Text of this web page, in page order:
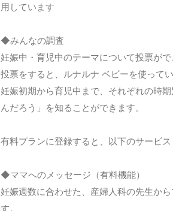
用しています
◆みんなの調査
妊娠中・育児中のテーマについて投票がで
投票をすると、ルナルナ ベビーを使って
妊娠初期から育児中まで、それぞれの時
んだろう」を知ることができます。
有料プランに登録すると、以下のサービス
◆ママへのメッセージ（有料機能）
妊娠週数に合わせた、産婦人科の先生か
す。